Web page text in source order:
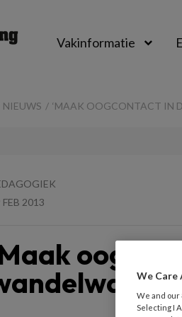
Vakinformatie
NIEUWS ‘MAAK OOGCONTACT IN
FEB 2013
We Care
We and our
Selecting I